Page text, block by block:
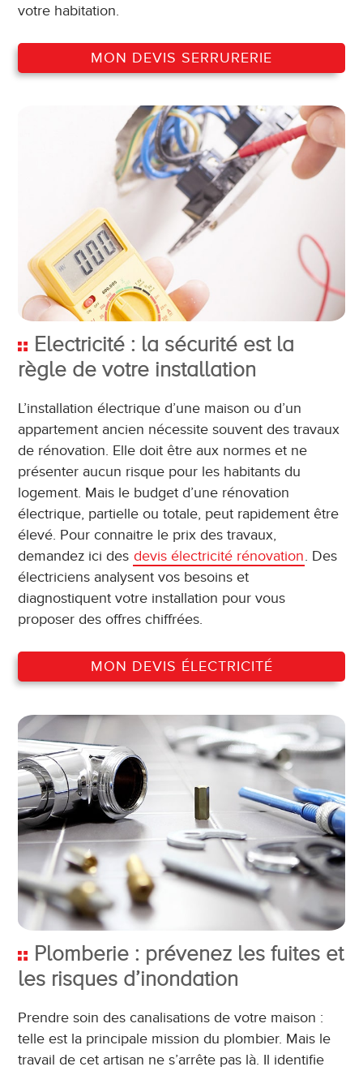
votre habitation.
MON DEVIS SERRURERIE
Electricité : la sécurité est la
règle de votre installation
L’installation électrique d’une maison ou d’un
appartement ancien nécessite souvent des travaux
de rénovation. Elle doit être aux normes et ne
présenter aucun risque pour les habitants du
logement. Mais le budget d’une rénovation
électrique, partielle ou totale, peut rapidement être
élevé. Pour connaitre le prix des travaux,
demandez ici des devis électricité rénovation. Des
électriciens analysent vos besoins et
diagnostiquent votre installation pour vous
proposer des offres chiffrées.
MON DEVIS ÉLECTRICITÉ
Plomberie : prévenez les fuites et
les risques d’inondation
Prendre soin des canalisations de votre maison :
telle est la principale mission du plombier. Mais le
travail de cet artisan ne s’arrête pas là. Il identifie